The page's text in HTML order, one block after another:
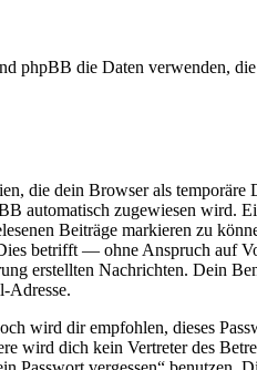
phpBB die Daten verwenden,
die dein Browser als
automatisch zugewiesen wird.
Beiträge markieren zu
betrifft — ohne Anspruch auf
erstellten Nachrichten. Dein
Adresse.
wird dir empfohlen, dieses
wird dich kein Vertreter des